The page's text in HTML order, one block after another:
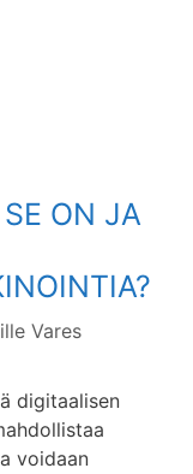
ON JA
Vares
digitaalisen
voidaan